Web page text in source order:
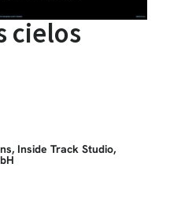
cielos
Inside Track Studio,